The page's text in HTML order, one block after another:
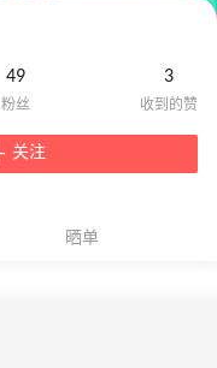
49 3
关注
晒单